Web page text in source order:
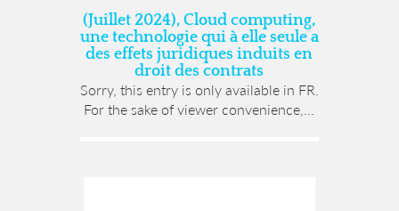
(Juillet 2024), Cloud computing,
une technologie qui à elle seule a
des effets juridiques induits en
droit des contrats
Sorry, this entry is only available in FR.
For the sake of viewer convenience,...